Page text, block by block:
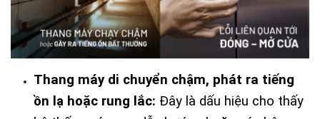
Thang máy di chuyển chậm, phát ra tiếng
ồn lạ hoặc rung lắc: Đây là dấu hiệu cho thấy